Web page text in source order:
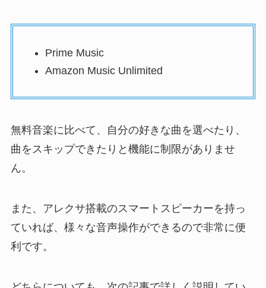
Prime Music
Amazon Music Unlimited
無料音楽に比べて、自分の好きな曲を選べたり、
曲をスキップできたりと機能に制限がありませ
ん。
また、アレクサ搭載のスマートスピーカーを持っ
ていれば、様々な音声操作ができるので非常に便
利です。